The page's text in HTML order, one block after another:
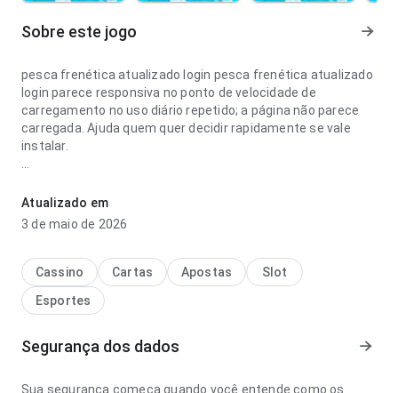
Sobre este jogo
pesca frenética atualizado login pesca frenética atualizado
login parece responsiva no ponto de velocidade de
carregamento no uso diário repetido; a página não parece
carregada. Ajuda quem quer decidir rapidamente se vale
instalar.
de fluxo de navegação ao navegar por várias seções; a
hierarquia visual parece natural. Ajuda quem quer decidir
Atualizado em
3 de maio de 2026
Cassino Cartas Apostas
Slot
Esportes
Segurança dos dados
Sua segurança começa quando você entende como os